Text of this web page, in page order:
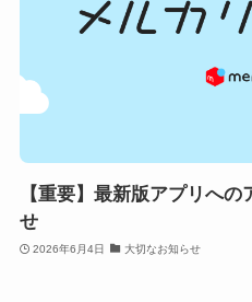
【重要】最新版アプリへ
せ
2026年6月4日 大切なお知らせ